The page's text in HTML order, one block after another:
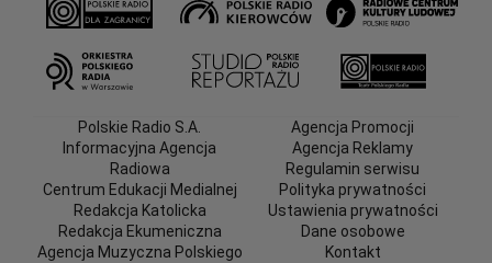
Polskie Radio S.A.
Informacyjna Agencja
Radiowa
Centrum Edukacji Medialnej
Redakcja Katolicka
Redakcja Ekumeniczna
Agencja Muzyczna Polskiego
Agencja Promocji
Agencja Reklamy
Regulamin serwisu
Polityka prywatności
Ustawienia prywatności
Dane osobowe
Kontakt